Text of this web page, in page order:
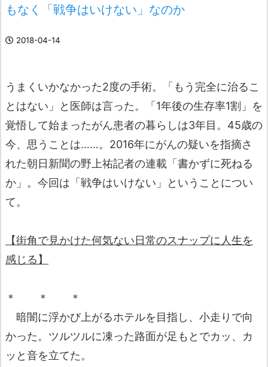
もなく「戦争はいけない」なのか
2018-04-14
うまくいかなかった2度の手術。「もう完全に治るこ
とはない」と医師は言った。「1年後の生存率1割」を
覚悟して始まったがん患者の暮らしは3年目。45歳の
今、思うことは……。2016年にがんの疑いを指摘さ
れた朝日新聞の野上祐記者の連載「書かずに死ねる
か」。今回は「戦争はいけない」ということについ
て。
【街角で見かけた何気ない日常のスナップに人生を
感じる】
＊ ＊ ＊
暗闇に浮かび上がるホテルを目指し、小走りで向
かった。ツルツルに凍った路面が足もとでカッ、カ
ッと音を立てた。